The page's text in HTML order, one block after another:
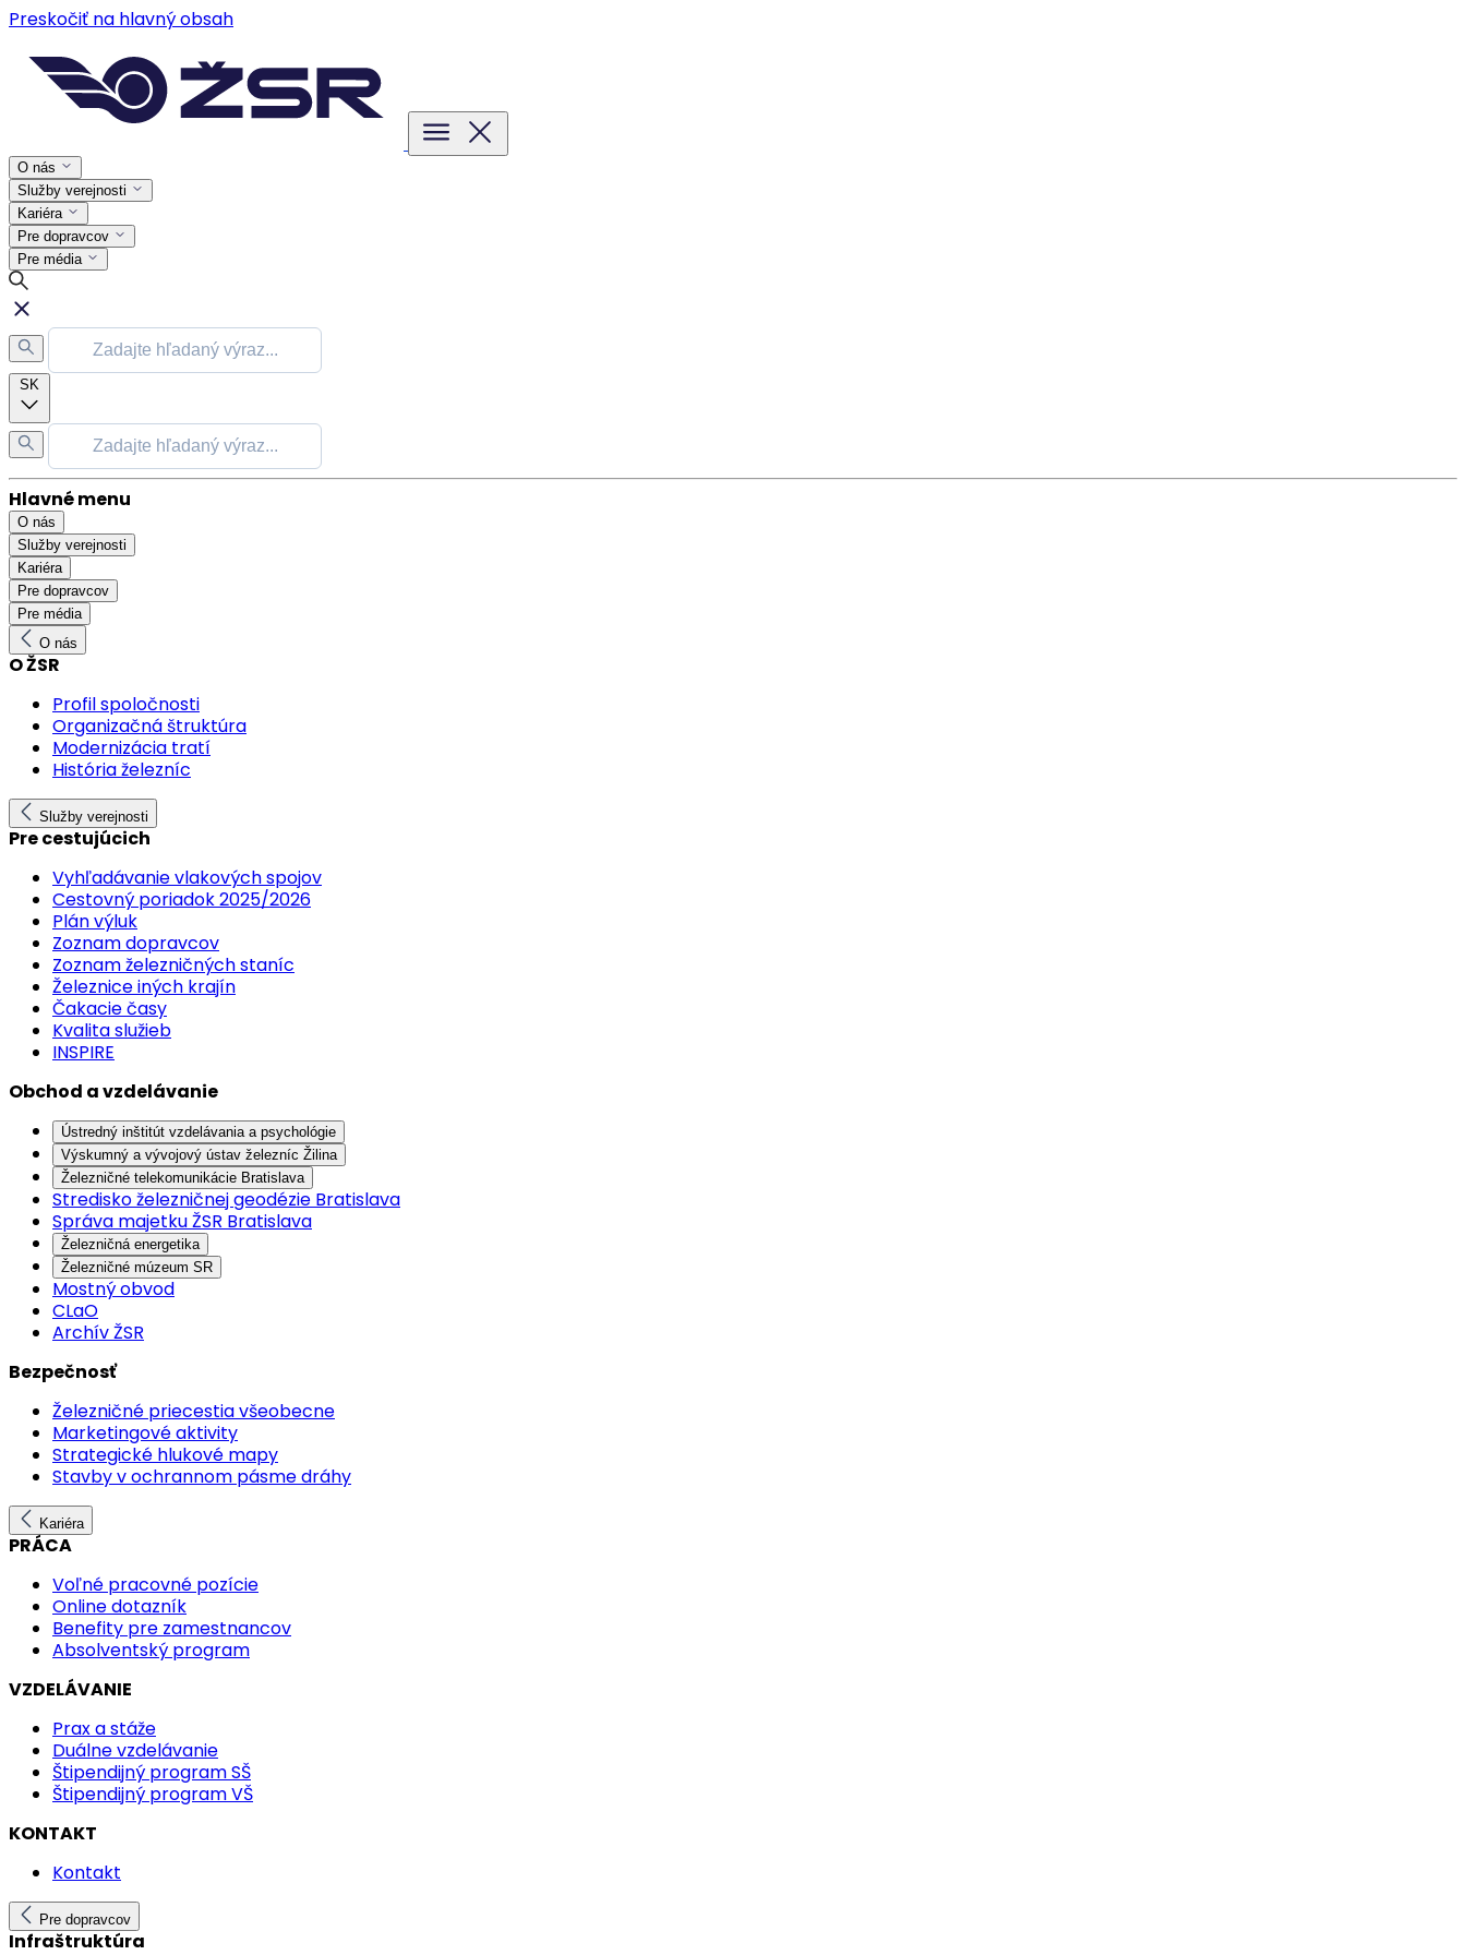
Preskočiť na hlavný obsah
O nás
Služby verejnosti
Kariéra
Pre dopravcov
Pre média
SK
Hlavné menu
O nás
Služby verejnosti
Kariéra
Pre dopravcov
Pre média
O nás
O ŽSR
Profil spoločnosti
Organizačná štruktúra
Modernizácia tratí
História železníc
Služby verejnosti
Pre cestujúcich
Vyhľadávanie vlakových spojov
Cestovný poriadok 2025/2026
Plán výluk
Zoznam dopravcov
Zoznam železničných staníc
Železnice iných krajín
Čakacie časy
Kvalita služieb
INSPIRE
Obchod a vzdelávanie
Ústredný inštitút vzdelávania a psychológie
Výskumný a vývojový ústav železníc Žilina
Železničné telekomunikácie Bratislava
Stredisko železničnej geodézie Bratislava
Správa majetku ŽSR Bratislava
Železničná energetika
Železničné múzeum SR
Mostný obvod
CLaO
Archív ŽSR
Bezpečnosť
Železničné priecestia všeobecne
Marketingové aktivity
Strategické hlukové mapy
Stavby v ochrannom pásme dráhy
Kariéra
PRÁCA
Voľné pracovné pozície
Online dotazník
Benefity pre zamestnancov
Absolventský program
VZDELÁVANIE
Prax a stáže
Duálne vzdelávanie
Štipendijný program SŠ
Štipendijný program VŠ
KONTAKT
Kontakt
Pre dopravcov
Infraštruktúra